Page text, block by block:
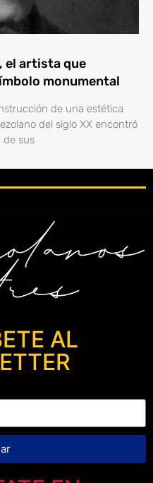
el artista que
monumental
de una estética
del siglo XX encontró
de sus
AL